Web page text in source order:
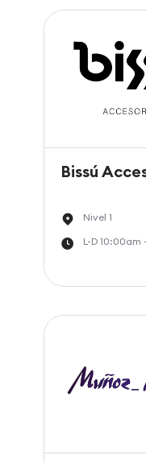
Bissú
Nivel 1
L-D 10:00am